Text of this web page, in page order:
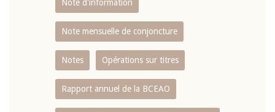
Note d'information
Note mensuelle de conjoncture
Notes Opérations sur titres
Rapport annuel de la BCEAO